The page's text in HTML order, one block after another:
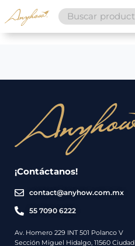
Search
for:
¡Contáctanos!
contact@anyhow.com.mx
55 7090 6222
Av. Homero 229 INT 501 Polanco V
Sección Miguel Hidalgo, 11560 Ciudad
Nosotros
Servicios
Envíos
Métodos
Catálogo
Regalos
Contacto